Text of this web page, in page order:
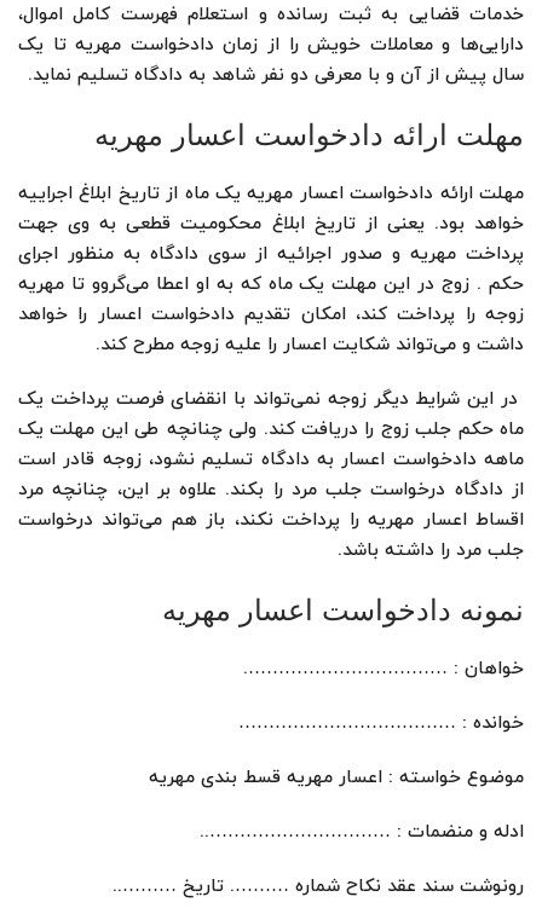
خدمات قضایی به ثبت رسانده و استعلام فهرست کامل اموال،
دارایی‌ها و معاملات خویش را از زمان دادخواست مهریه تا یک
سال پیش از آن و با معرفی دو نفر شاهد به دادگاه تسلیم نماید.
مهلت ارائه دادخواست اعسار مهریه
مهلت ارائه دادخواست اعسار مهریه یک ماه از تاریخ ابلاغ اجراییه
خواهد بود. یعنی از تاریخ ابلاغ محکومیت قطعی به وی جهت
پرداخت مهریه و صدور اجرائیه از سوی دادگاه به منظور اجرای
حکم . زوج در این مهلت یک ماه که به او اعطا می‌گروو تا مهریه
زوجه را پرداخت کند، امکان تقدیم دادخواست اعسار را خواهد
داشت و می‌تواند شکایت اعسار را علیه زوجه مطرح کند.
در این شرایط دیگر زوجه نمی‌تواند با انقضای فرصت پرداخت یک
ماه حکم جلب زوج را دریافت کند. ولی چنانچه طی این مهلت یک
ماهه دادخواست اعسار به دادگاه تسلیم نشود، زوجه قادر است
از دادگاه درخواست جلب مرد را بکند. علاوه بر این، چنانچه مرد
اقساط اعسار مهریه را پرداخت نکند، باز هم می‌تواند درخواست
جلب مرد را داشته باشد.
نمونه دادخواست اعسار مهریه
خواهان : …………………………….
خوانده : ………………………………
موضوع خواسته : اعسار مهریه قسط بندی مهریه
ادله و منضمات : …………………………..
رونوشت سند عقد نکاح شماره ………. تاریخ ………..